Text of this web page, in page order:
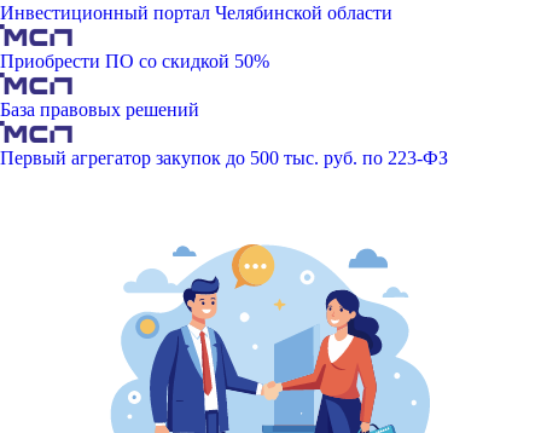
Инвестиционный портал Челябинской области
Приобрести ПО со скидкой 50%
База правовых решений
Первый агрегатор закупок до 500 тыс. руб. по 223-ФЗ